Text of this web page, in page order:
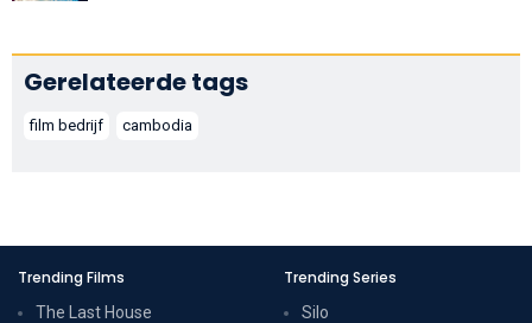
Gerelateerde tags
film bedrijf cambodia
Trending Films
The Last House
Trending Series
Silo